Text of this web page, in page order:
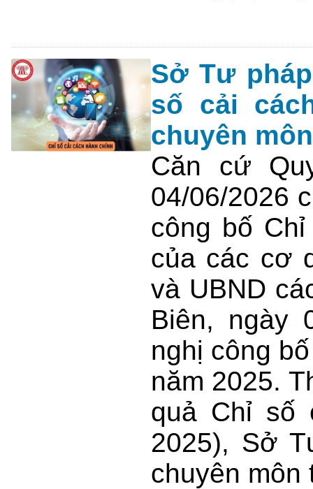
Sở Tư
số cải
chuyên
Căn cứ
04/06/2026
công bố
của các cơ
và UBND
Biên, ngày
nghị công
năm 2025.
quả Chỉ số
2025), Sở
chuyên môn